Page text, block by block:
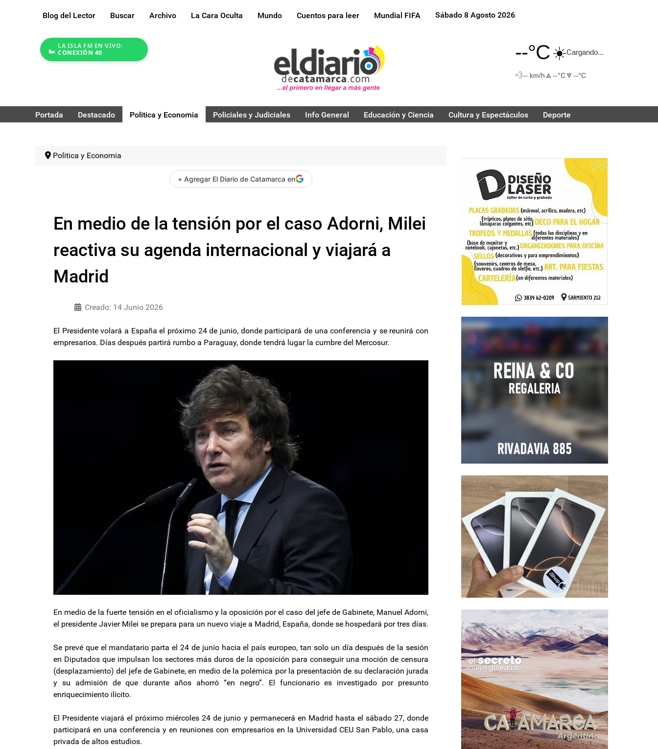
Blog del Lector Buscar Archivo La Cara Oculta Mundo Cuentos para leer Mundial FIFA Sábado 8 Agosto 2026
LA ISLA FM EN VIVO:
CONEXIÓN 40
--°C☀️Cargando...
💨-- km/h 🔼 --°C🔽 --°C
Portada Destacado Politica y Economia Policiales y Judiciales Info General Educación y Ciencia Cultura y Espectáculos Deporte
Politica y Economia
+ Agregar El Diario de Catamarca en
En medio de la tensión por el caso Adorni, Milei
reactiva su agenda internacional y viajará a
Madrid
Creado: 14 Junio 2026
El Presidente volará a España el próximo 24 de junio, donde participará de una conferencia y se reunirá con
empresarios. Días después partirá rumbo a Paraguay, donde tendrá lugar la cumbre del Mercosur.
En medio de la fuerte tensión en el oficialismo y la oposición por el caso del jefe de Gabinete, Manuel Adorni,
el presidente Javier Milei se prepara para un nuevo viaje a Madrid, España, donde se hospedará por tres días.
Se prevé que el mandatario parta el 24 de junio hacia el país europeo, tan solo un día después de la sesión
en Diputados que impulsan los sectores más duros de la oposición para conseguir una moción de censura
(desplazamiento) del jefe de Gabinete, en medio de la polémica por la presentación de su declaración jurada
y su admisión de que durante años ahorró “en negro”. El funcionario es investigado por presunto
enriquecimiento ilícito.
El Presidente viajará el próximo miércoles 24 de junio y permanecerá en Madrid hasta el sábado 27, donde
participará en una conferencia y en reuniones con empresarios en la Universidad CEU San Pablo, una casa
privada de altos estudios.